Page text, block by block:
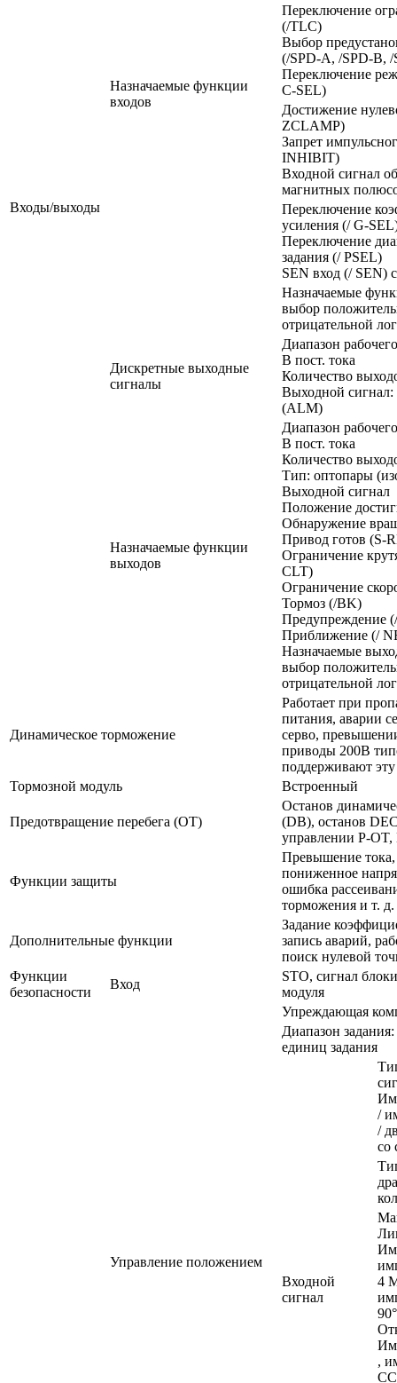
Входы/выходы
Назначаемые функции
входов
Переключение
(/TLC)
Выбор
(/SPD-A, /SPD-B, /
Переключение
C-SEL)
Достижение
ZCLAMP)
Запрет
INHIBIT)
Входной сигнал
магнитных
Переключение
усиления (/ G-
Переключение
задания (/ PSEL)
SEN вход (/ SEN)
Назначаемые
выбор
отрицательной
Дискретные выходные
сигналы
Диапазон
В пост. тока
Количество
Выходной сигнал:
(ALM)
Назначаемые функции
выходов
Диапазон
В пост. тока
Количество
Тип: оптопары
Выходной сигнал
Положение
Обнаружение
Привод готов (S-
Ограничение
CLT)
Ограничение
Тормоз (/BK)
Предупреждение
Приближение (/
Назначаемые
выбор
отрицательной
Динамическое торможение
Работает при
питания, аварии
серво,
приводы 200В
поддерживают
Тормозной модуль
Встроенный
Предотвращение перебега (OT)
Останов
(DB), останов
управлении P-
Функции защиты
Превышение
пониженное
ошибка
торможения и т. д.
Дополнительные функции
Задание
запись аварий,
поиск нулевой
Функции
безопасности
Вход
STO, сигнал
модуля
Управление положением
Упреждающая
Диапазон
единиц задания
Входной
сигнал
/
/
со
4
,